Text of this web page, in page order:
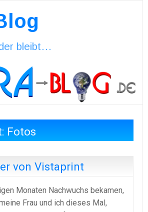
bleibt…
Fotos
von Vistaprint
Monaten Nachwuchs bekamen,
Frau und ich dieses Mal,